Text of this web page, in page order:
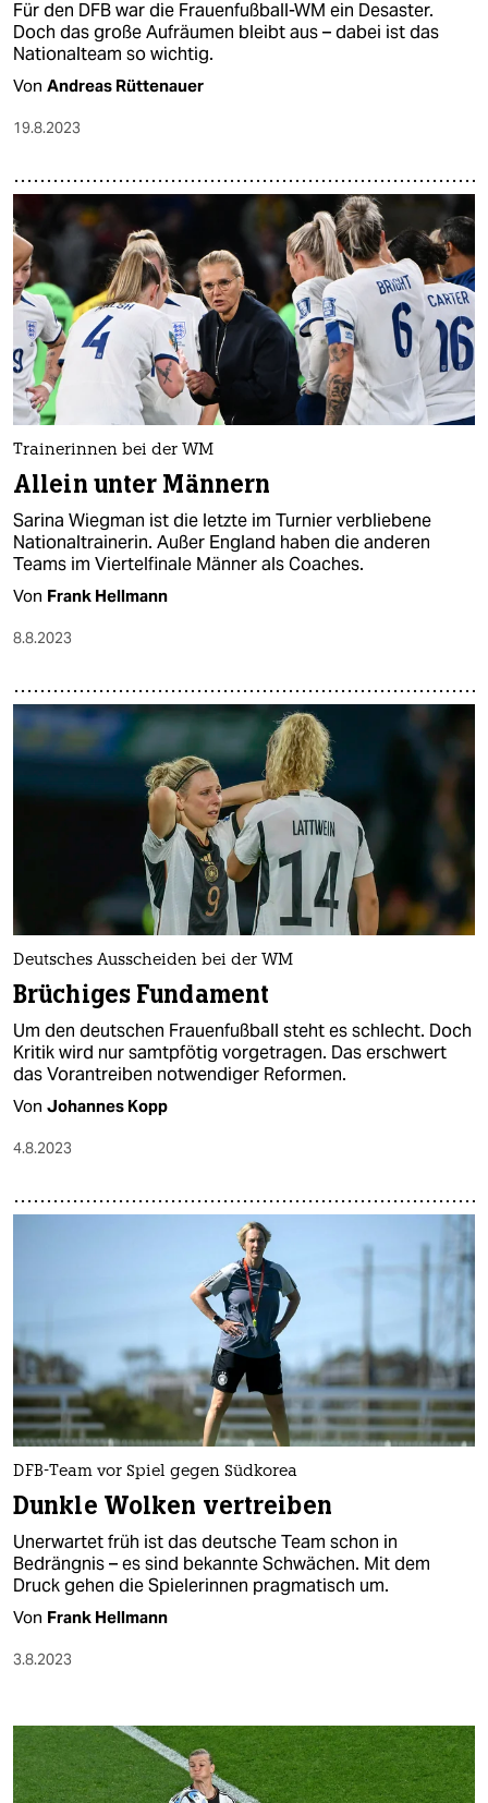
Für den DFB war die Frauenfußball-WM ein Desaster.
Doch das große Aufräumen bleibt aus – dabei ist das
Nationalteam so wichtig.
Von Andreas Rüttenauer
19.8.2023
Trainerinnen bei der WM
Allein unter Männern
Sarina Wiegman ist die letzte im Turnier verbliebene
Nationaltrainerin. Außer England haben die anderen
Teams im Viertelfinale Männer als Coaches.
Von Frank Hellmann
8.8.2023
Deutsches Ausscheiden bei der WM
Brüchiges Fundament
Um den deutschen Frauenfußball steht es schlecht. Doch
Kritik wird nur samtpfötig vorgetragen. Das erschwert
das Vorantreiben notwendiger Reformen.
Von Johannes Kopp
4.8.2023
DFB-Team vor Spiel gegen Südkorea
Dunkle Wolken vertreiben
Unerwartet früh ist das deutsche Team schon in
Bedrängnis – es sind bekannte Schwächen. Mit dem
Druck gehen die Spielerinnen pragmatisch um.
Von Frank Hellmann
3.8.2023